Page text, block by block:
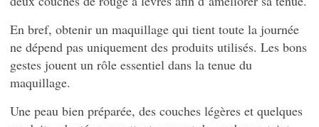
En bref, obtenir un maquillage qui tient toute la journée
ne dépend pas uniquement des produits utilisés. Les bons
gestes jouent un rôle essentiel dans la tenue du
maquillage.
Une peau bien préparée, des couches légères et quelques